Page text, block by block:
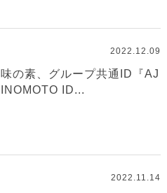
2022.12.09
味の素、グループ共通ID『AJ
INOMOTO ID...
2022.11.14